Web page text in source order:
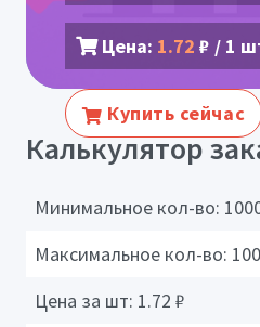
Цена: 1.72 ₽ / 1
Купить сейчас
Калькулятор
Минимальное кол-во:
Максимальное кол-во:
Цена за шт: 1.72 ₽